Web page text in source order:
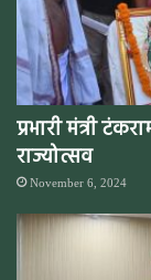
प्रभारी मंत्री
राज्योत्सव
November 6, 2024